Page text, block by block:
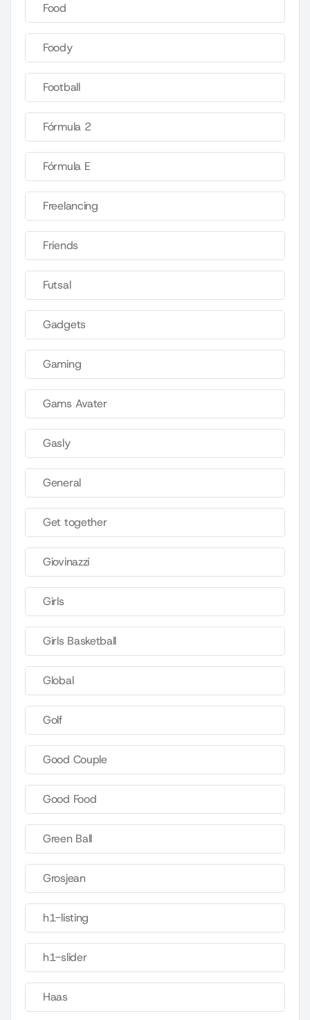
Food
Foody
Football
Fórmula 2
Fórmula E
Freelancing
Friends
Futsal
Gadgets
Gaming
Gams Avater
Gasly
General
Get together
Giovinazzi
Girls
Girls Basketball
Global
Golf
Good Couple
Good Food
Green Ball
Grosjean
h1-listing
h1-slider
Haas